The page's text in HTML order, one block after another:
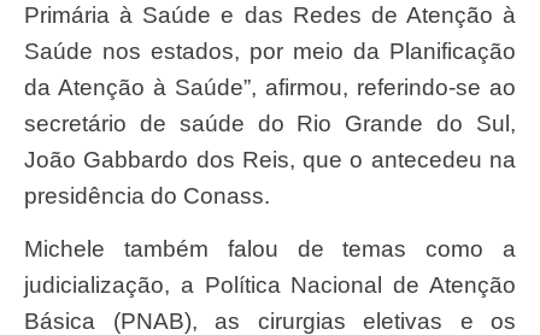
Primária à Saúde e das Redes de Atenção à
Saúde nos estados, por meio da Planificação
da Atenção à Saúde”, afirmou, referindo-se ao
secretário de saúde do Rio Grande do Sul,
João Gabbardo dos Reis, que o antecedeu na
presidência do Conass.
Michele também falou de temas como a
judicialização, a Política Nacional de Atenção
Básica (PNAB), as cirurgias eletivas e os